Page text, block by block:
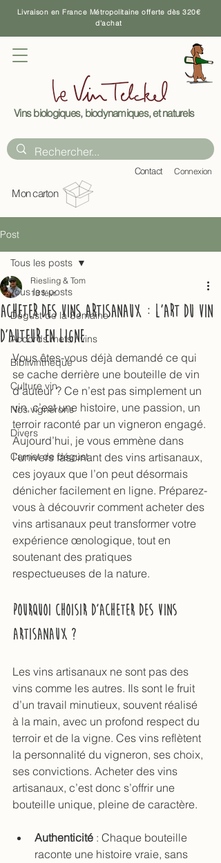
Livraison en France Métropolitaine offerte dès 320€
d'achat
Vins biologiques, biodynamiques, et naturels
Mon carton
Contact Connexion
Post
Tous les posts
Dégust de la Semaine
Accords mets / vins
Biblivinthèque
Culture vin
Nos vignerons
Divers
Carnet de dégust
Tous les posts
Acheter des vins artisanaux : l’art du vin
d’auteur en ligne
Riesling & Tom
13 févr.
Vous êtes-vous déjà demandé ce qui
se cache derrière une bouteille de vin
d’auteur ? Ce n’est pas simplement un
vin, c’est une histoire, une passion, un
terroir raconté par un vigneron engagé.
Aujourd’hui, je vous emmène dans
l’univers fascinant des vins artisanaux,
ces joyaux que l’on peut désormais
dénicher facilement en ligne. Préparez-
vous à découvrir comment acheter des
vins artisanaux peut transformer votre
expérience œnologique, tout en
soutenant des pratiques
respectueuses de la nature.
Pourquoi choisir d’acheter des vins
artisanaux ?
Les vins artisanaux ne sont pas des
vins comme les autres. Ils sont le fruit
d’un travail minutieux, souvent réalisé
à la main, avec un profond respect du
terroir et de la vigne. Ces vins reflètent
la personnalité du vigneron, ses choix,
ses convictions. Acheter des vins
artisanaux, c’est donc s’offrir une
bouteille unique, pleine de caractère.
Authenticité : Chaque bouteille
raconte une histoire vraie, sans